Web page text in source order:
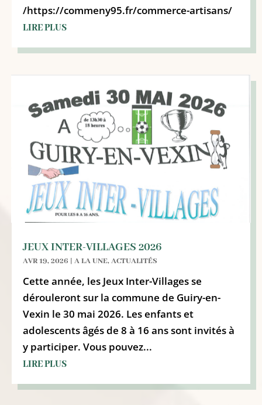
/https://commeny95.fr/commerce-artisans/
LIRE PLUS
JEUX INTER-VILLAGES 2026
AVR 19, 2026 | A LA UNE,ACTUALITÉS
Cette année, les Jeux Inter-Villages se
dérouleront sur la commune de Guiry-en-
Vexin le 30 mai 2026. Les enfants et
adolescents âgés de 8 à 16 ans sont invités à
y participer. Vous pouvez...
LIRE PLUS